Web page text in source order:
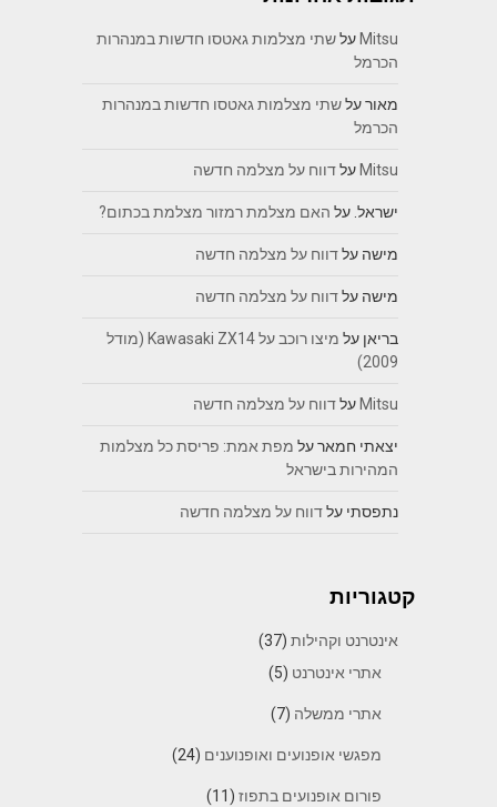
Mitsu עלשתי מצלמות גאטסו חדשות במנהרות
הכרמל
מאורעלשתי מצלמות גאטסו חדשות במנהרות
הכרמל
Mitsu עלדווח על מצלמה חדשה
ישראל. על האם מצלמת רמזור מצלמת בכתום?
מישה עלדווח על מצלמה חדשה
מישה עלדווח על מצלמה חדשה
בריאן על
מיצו רוכב על Kawasaki ZX14 (מודל
2009)
Mitsu עלדווח על מצלמה חדשה
יצאתי חמארעל מפת אמת: פריסת כל מצלמות
המהירות בישראל
נתפסתי עלדווח על מצלמה חדשה
קטגוריות
אינטרנט וקהילות(37)
אתרי אינטרנט (5)
אתרי ממשלה (7)
מפגשי אופנועים ואופנוענים (24)
פורום אופנועים בתפוז(11)